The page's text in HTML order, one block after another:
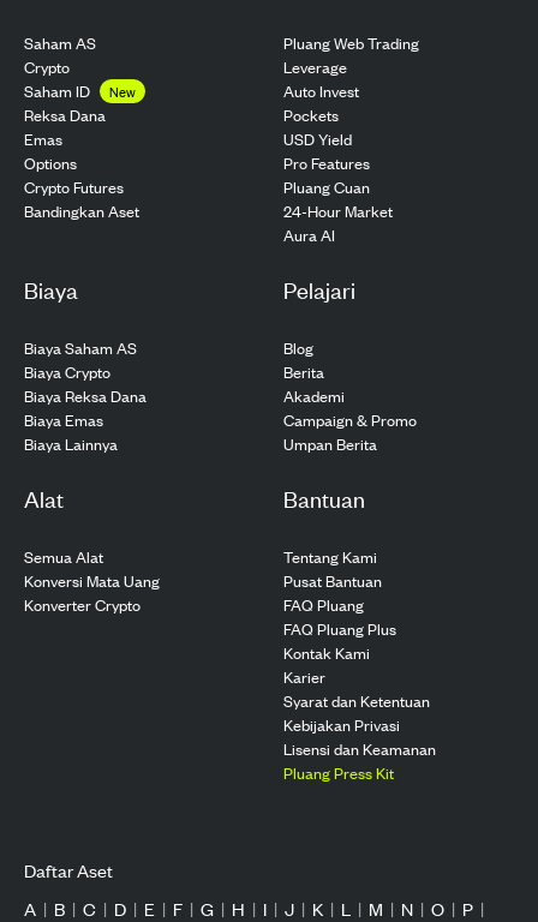
Saham AS
Crypto
Saham ID
New
Reksa Dana
Emas
Options
Crypto Futures
Bandingkan Aset
Pluang Web Trading
Leverage
Auto Invest
Pockets
USD Yield
Pro Features
Pluang Cuan
24-Hour Market
Aura AI
Biaya
Biaya Saham AS
Biaya Crypto
Biaya Reksa Dana
Biaya Emas
Biaya Lainnya
Pelajari
Blog
Berita
Akademi
Campaign & Promo
Umpan Berita
Alat
Semua Alat
Konversi Mata Uang
Konverter Crypto
Bantuan
Tentang Kami
Pusat Bantuan
FAQ Pluang
FAQ Pluang Plus
Kontak Kami
Karier
Syarat dan Ketentuan
Kebijakan Privasi
Lisensi dan Keamanan
Pluang Press Kit
Daftar Aset
A | B | C | D | E | F | G | H | I | J | K | L | M | N | O | P |